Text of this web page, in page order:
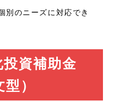
別のニーズに対応でき
資補助金
）